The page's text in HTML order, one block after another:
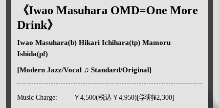
《Iwao Masuhara OMD=One More
Drink》
Iwao Masuhara(b) Hikari Ichihara(tp) Mamoru
Ishida(pf)
[Modern Jazz/Vocal ♫ Standard/Original]
Music Charge: ￥4,500(税込￥4,950)[学割¥2,300]